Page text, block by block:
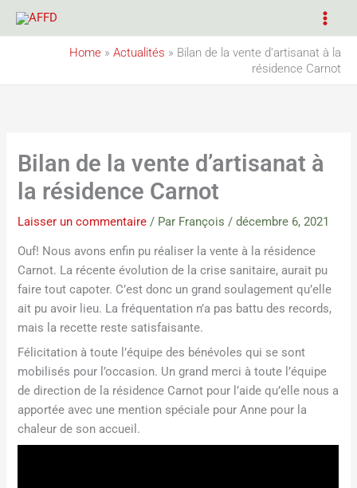
Aller
Home » Actualités » Bilan de la vente d’artisanat à la
résidence Carnot
Bilan de la vente d’artisanat à
la résidence Carnot
Laisser un commentaire / Par François /décembre 6, 2021
Ouf! Nous avons enfin pu réaliser la vente à la résidence
Carnot. La récente évolution de la crise sanitaire, aurait pu
faire tout capoter. C’est donc un grand soulagement qu’elle
ait pu avoir lieu. La fréquentation n’a pas battu des records,
mais la recette reste satisfaisante.
Félicitation à toute l’équipe des bénévoles qui se sont
mobilisés pour l’occasion. Un grand merci à toute l’équipe
de direction de la résidence Carnot pour l’aide qu’elle nous a
apportée avec une mention spéciale pour Anne pour la
chaleur de son accueil.